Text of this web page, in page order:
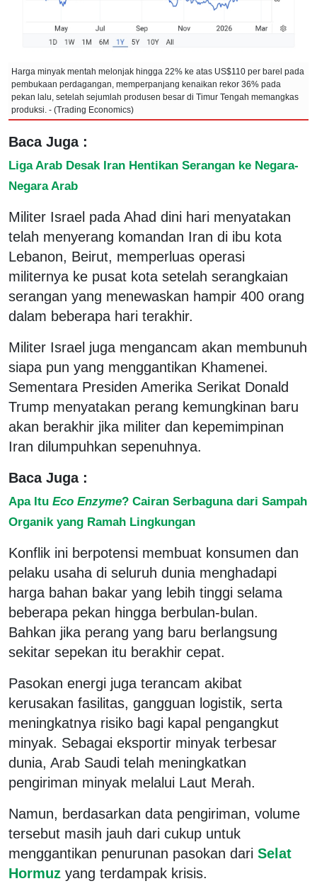
Harga minyak mentah melonjak hingga 22% ke atas US$110 per barel pada
pembukaan perdagangan, memperpanjang kenaikan rekor 36% pada
pekan lalu, setelah sejumlah produsen besar di Timur Tengah memangkas
produksi. - (Trading Economics)
Baca Juga :
Liga Arab Desak Iran Hentikan Serangan ke Negara-
Negara Arab
Militer Israel pada Ahad dini hari menyatakan
telah menyerang komandan Iran di ibu kota
Lebanon, Beirut, memperluas operasi
militernya ke pusat kota setelah serangkaian
serangan yang menewaskan hampir 400 orang
dalam beberapa hari terakhir.
Militer Israel juga mengancam akan membunuh
siapa pun yang menggantikan Khamenei.
Sementara Presiden Amerika Serikat Donald
Trump menyatakan perang kemungkinan baru
akan berakhir jika militer dan kepemimpinan
Iran dilumpuhkan sepenuhnya.
Baca Juga :
Apa Itu Eco Enzyme? Cairan Serbaguna dari Sampah
Organik yang Ramah Lingkungan
Konflik ini berpotensi membuat konsumen dan
pelaku usaha di seluruh dunia menghadapi
harga bahan bakar yang lebih tinggi selama
beberapa pekan hingga berbulan-bulan.
Bahkan jika perang yang baru berlangsung
sekitar sepekan itu berakhir cepat.
Pasokan energi juga terancam akibat
kerusakan fasilitas, gangguan logistik, serta
meningkatnya risiko bagi kapal pengangkut
minyak. Sebagai eksportir minyak terbesar
dunia, Arab Saudi telah meningkatkan
pengiriman minyak melalui Laut Merah.
Namun, berdasarkan data pengiriman, volume
tersebut masih jauh dari cukup untuk
menggantikan penurunan pasokan dari Selat
Hormuz yang terdampak krisis.